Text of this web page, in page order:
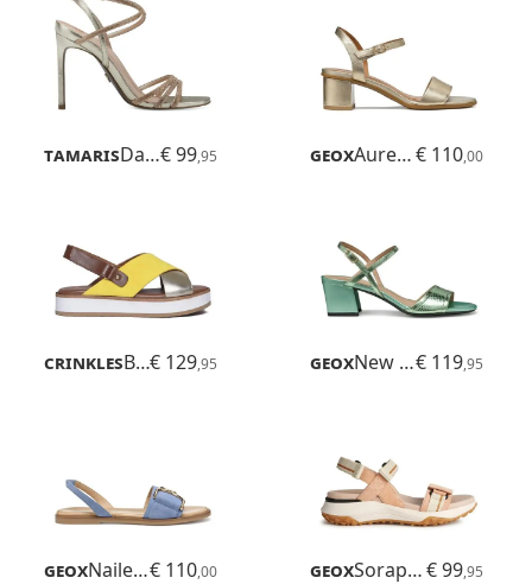
Tamaris Daphne€ 99,95 Geox Aurely 50€ 110,00
Crinkles Beach€ 129,95 Geox New Eraklia 50€ 119,95
Geox Naileen€ 110,00 Geox Sorapis + Grip€ 99,95